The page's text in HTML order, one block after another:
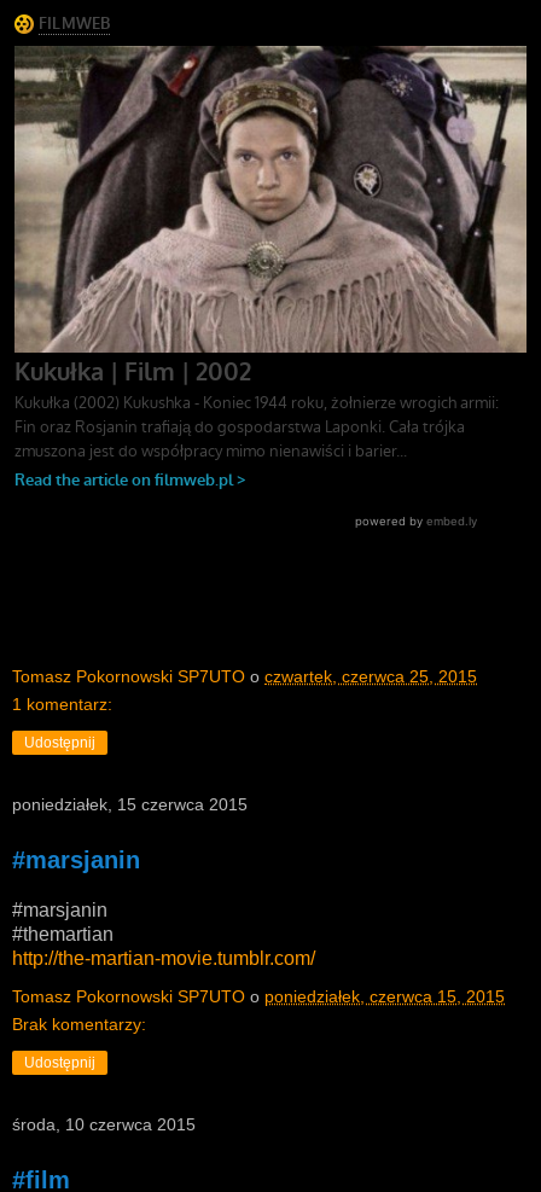
Tomasz Pokornowski SP7UTO o czwartek, czerwca 25, 2015
1 komentarz:
Udostępnij
poniedziałek, 15 czerwca 2015
#marsjanin
#marsjanin
#themartian
http://the-martian-movie.tumblr.com/
Tomasz Pokornowski SP7UTO o poniedziałek, czerwca 15, 2015
Brak komentarzy:
Udostępnij
środa, 10 czerwca 2015
#film